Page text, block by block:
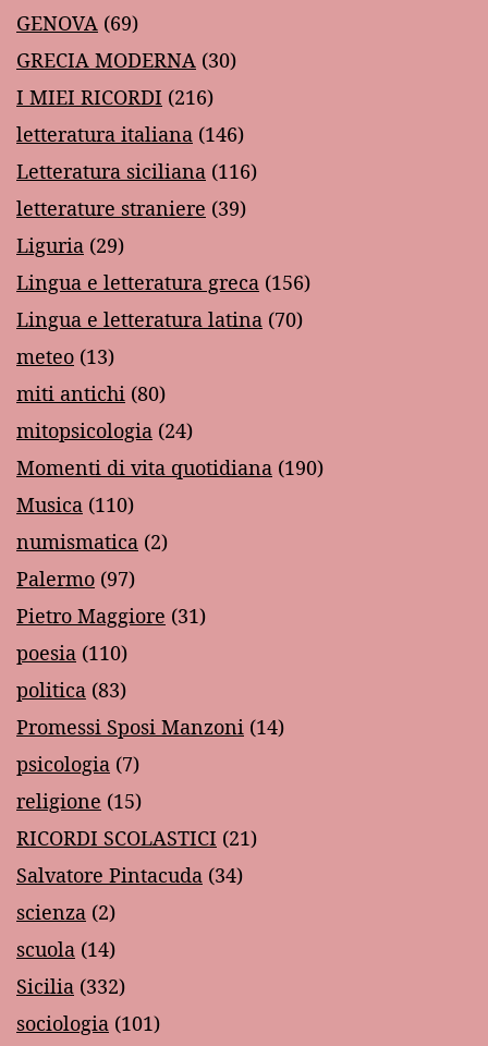
GENOVA (69)
GRECIA MODERNA (30)
I MIEI RICORDI (216)
letteratura italiana (146)
Letteratura siciliana (116)
letterature straniere (39)
Liguria (29)
Lingua e letteratura greca (156)
Lingua e letteratura latina (70)
meteo (13)
miti antichi (80)
mitopsicologia (24)
Momenti di vita quotidiana (190)
Musica (110)
numismatica (2)
Palermo (97)
Pietro Maggiore (31)
poesia (110)
politica (83)
Promessi Sposi Manzoni (14)
psicologia (7)
religione (15)
RICORDI SCOLASTICI (21)
Salvatore Pintacuda (34)
scienza (2)
scuola (14)
Sicilia (332)
sociologia (101)